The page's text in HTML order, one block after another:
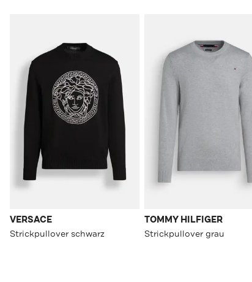
VERSACE
Strickpullover schwarz
TOMMY HILFIGER
Strickpullover grau